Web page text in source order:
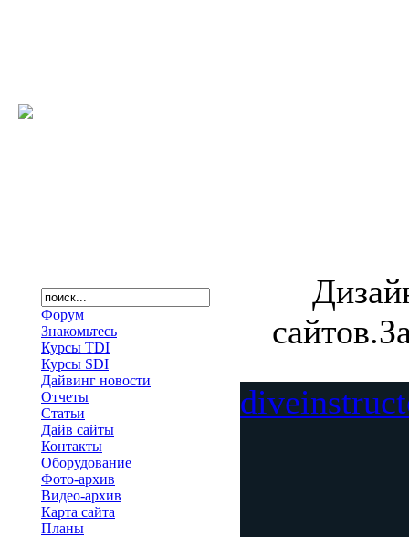
Форум
Знакомьтесь
Курсы TDI
Курсы SDI
Дайвинг новости
Отчеты
Статьи
Дайв сайты
Контакты
Оборудование
Фото-архив
Видео-архив
Карта сайта
Планы